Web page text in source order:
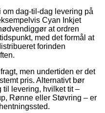
om dag-til-dag levering på
Cyan Inkjet
at ordren
med det formål at
forinden
men undertiden er det
pris. Alternativt bør
levering, hvilket tit –
Rønne eller Støvring – er